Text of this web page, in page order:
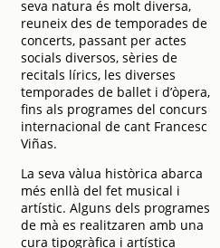
seva natura és molt diversa,
reuneix des de temporades de
concerts, passant per actes
socials diversos, sèries de
recitals lírics, les diverses
temporades de ballet i d’òpera,
fins als programes del concurs
internacional de cant Francesc
Viñas.
La seva vàlua històrica abarca
més enllà del fet musical i
artístic. Alguns dels programes
de mà es realitzaren amb una
cura tipogràfica i artística